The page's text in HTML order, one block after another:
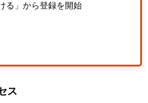
る」から登録を開始
ス